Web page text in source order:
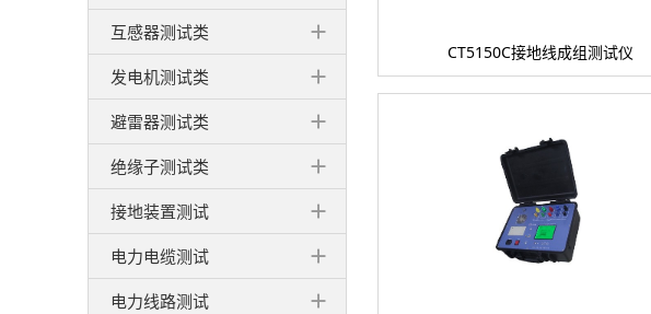
互感器测试类
发电机测试类
避雷器测试类
绝缘子测试类
接地装置测试
电力电缆测试
电力线路测试
CT5150C接地线成组测试仪